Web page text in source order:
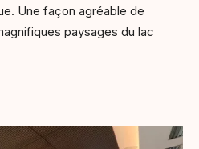
Une façon agréable de
paysages du lac